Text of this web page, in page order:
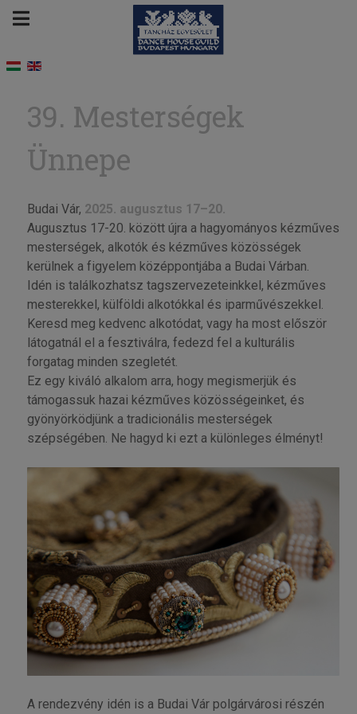
39. Mesterségek
Ünnepe
Budai Vár, 2025. augusztus 17–20.
Augusztus 17-20. között újra a hagyományos kézműves
mesterségek, alkotók és kézműves közösségek
kerülnek a figyelem középpontjába a Budai Várban.
Idén is találkozhatsz tagszervezeteinkkel, kézműves
mesterekkel, külföldi alkotókkal és iparművészekkel.
Keresd meg kedvenc alkotódat, vagy ha most először
látogatnál el a fesztiválra, fedezd fel a kulturális
forgatag minden szegletét.
Ez egy kiváló alkalom arra, hogy megismerjük és
támogassuk hazai kézműves közösségeinket, és
gyönyörködjünk a tradicionális mesterségek
szépségében. Ne hagyd ki ezt a különleges élményt!
A rendezvény idén is a Budai Vár polgárvárosi részén